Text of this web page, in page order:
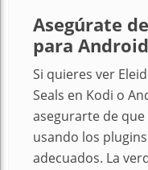
Asegúrate
para
Si quieres ver
Seals en Kodi o
asegurarte de
usando los
adecuados. La